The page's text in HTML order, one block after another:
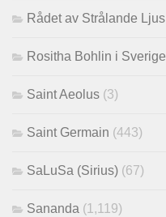
Rådet av Strålande Ljus
Rositha Bohlin i Sverige
Saint Aeolus (3)
Saint Germain (443)
SaLuSa (Sirius) (67)
Sananda (1,119)